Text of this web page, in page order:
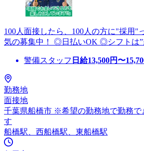
100人面接したら、100人の方に"採用
気の募集中！ ◎日払いOK ◎シフトは
警備スタッフ 日給13,500円〜
勤務地
面接地
千葉県船橋市 ※希望の勤務地で勤務で
す
船橋駅、西船橋駅、東船橋駅